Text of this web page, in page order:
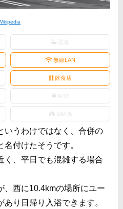
無線LAN
飲食店
ATM
SA/PA
いうわけではなく、合併の
付けたそうです。
く、平日でも混雑する場合
、西に10.4kmの場所にユー
あり日帰り入浴できます。